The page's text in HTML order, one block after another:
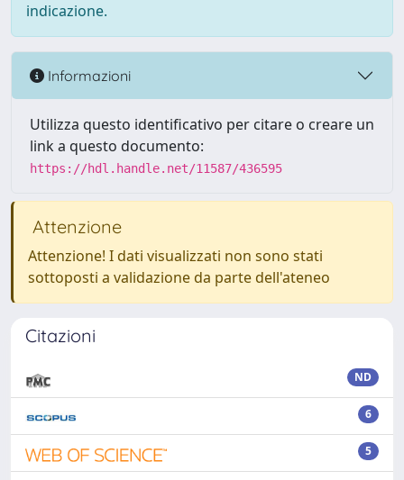
indicazione.
Informazioni
Utilizza questo identificativo per citare o creare un
link a questo documento:
https://hdl.handle.net/11587/436595
Attenzione
Attenzione! I dati visualizzati non sono stati
sottoposti a validazione da parte dell'ateneo
Citazioni
ND
6
5